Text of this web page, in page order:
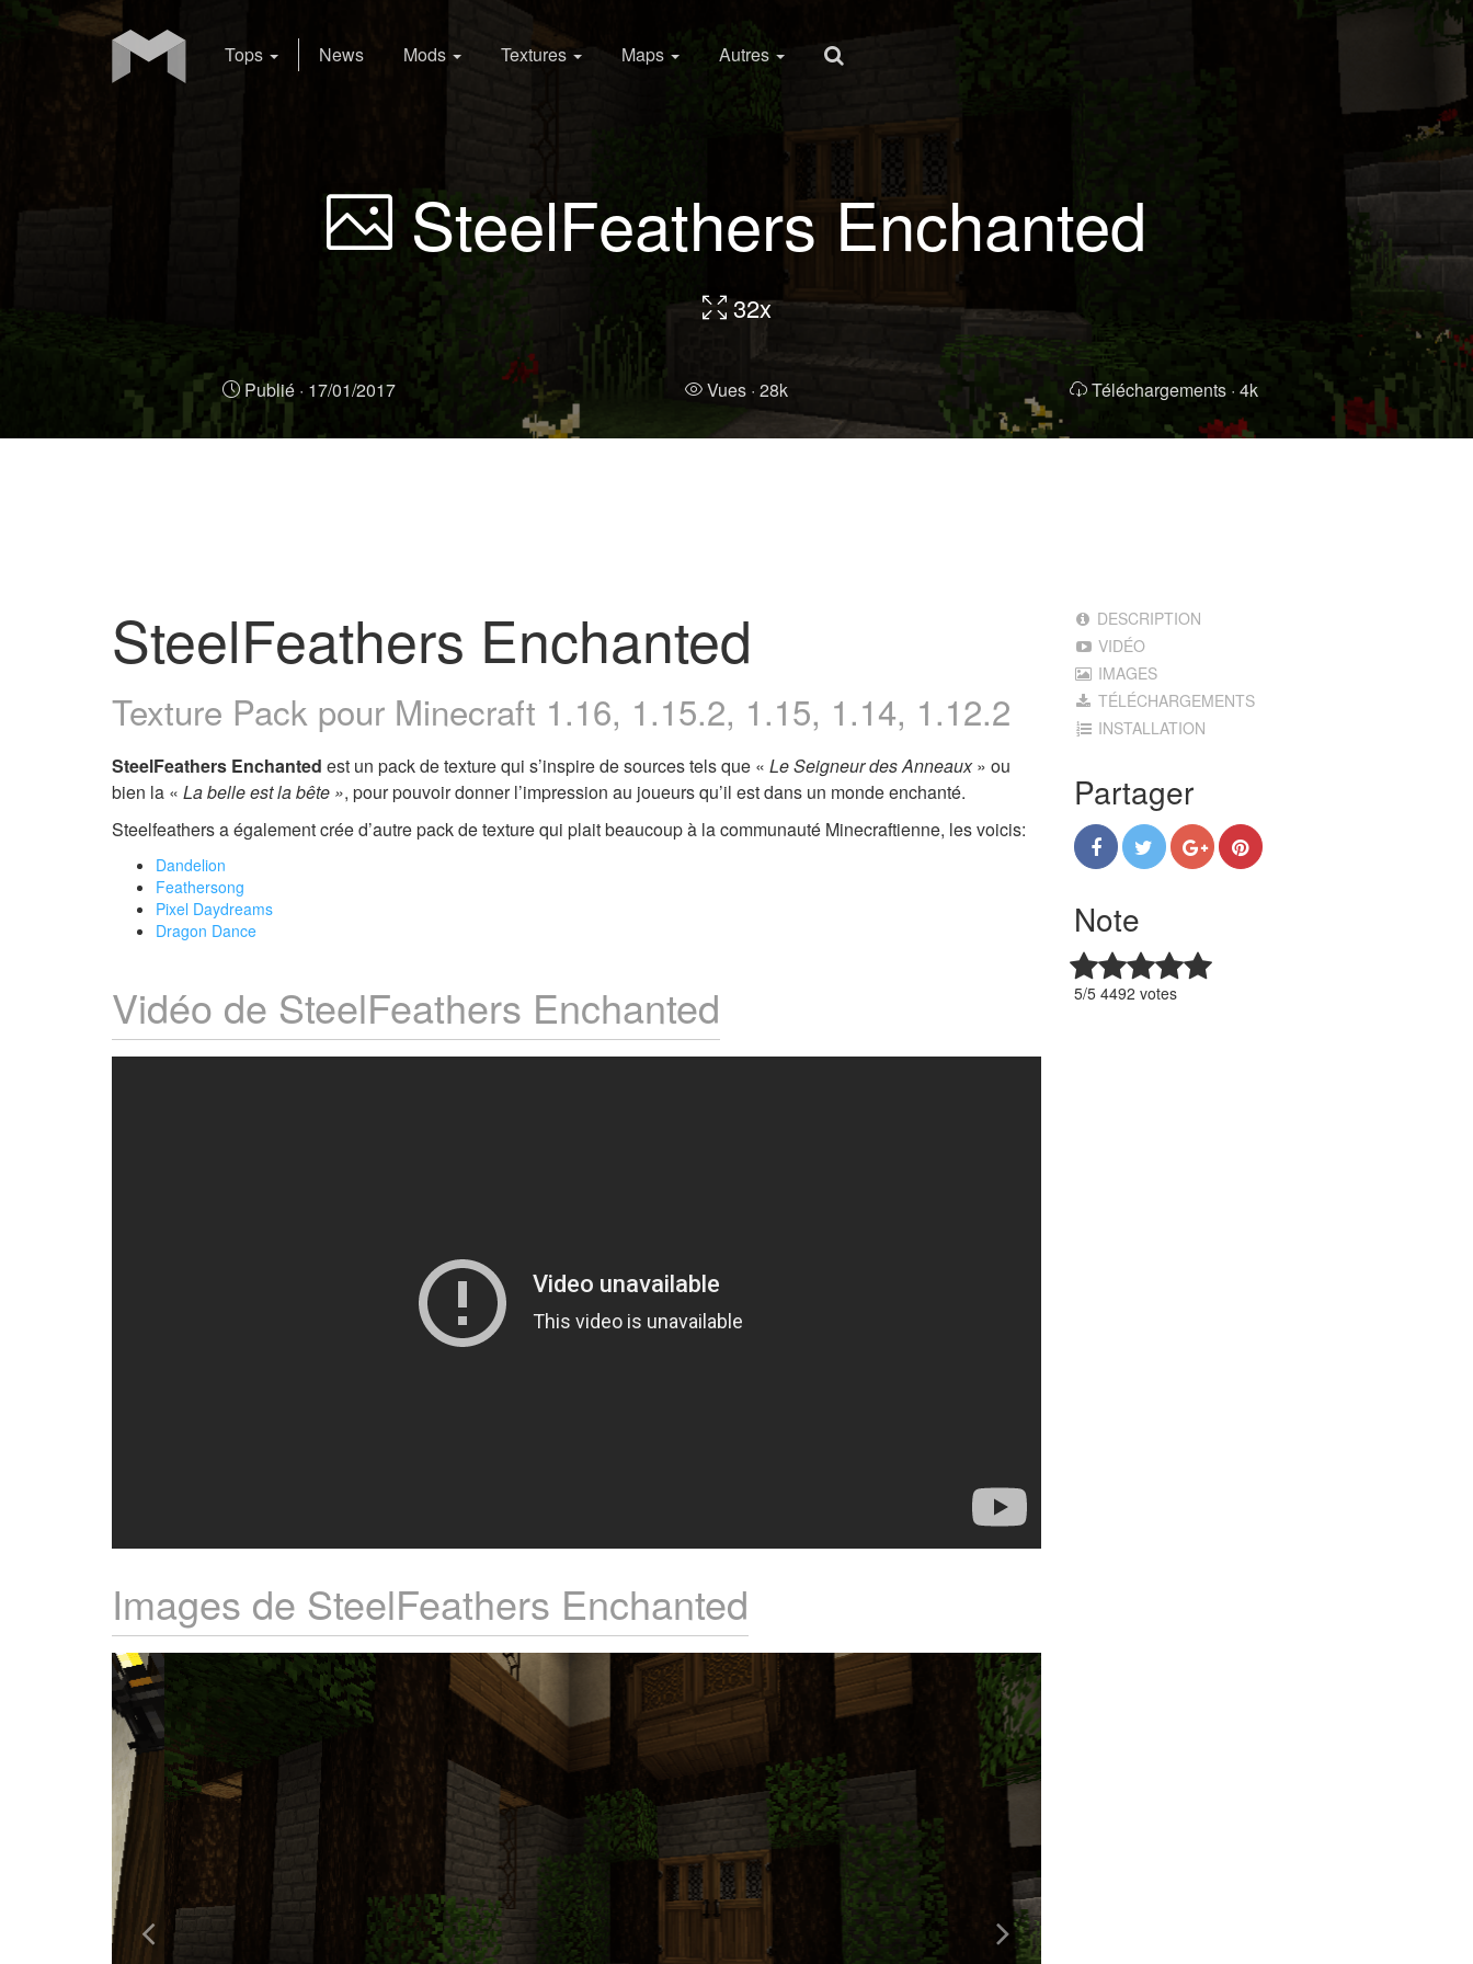
Tops News Mods Textures Maps Autres
SteelFeathers Enchanted
32x
Publié · 17/01/2017 Vues · 28k Téléchargements · 4k
SteelFeathers Enchanted
Texture Pack pour Minecraft 1.16, 1.15.2, 1.15, 1.14, 1.12.2
SteelFeathers Enchanted est un pack de texture qui s’inspire de sources tels que « Le Seigneur des Anneaux» ou
bien la « La belle est la bête », pour pouvoir donner l’impression au joueurs qu’il est dans un monde enchanté.
Steelfeathers a également crée d’autre pack de texture qui plait beaucoup à la communauté Minecraftienne, les voicis:
Dandelion
Feathersong
Pixel Daydreams
Dragon Dance
Vidéo de SteelFeathers Enchanted
Images de SteelFeathers Enchanted
DESCRIPTION
VIDÉO
IMAGES
TÉLÉCHARGEMENTS
INSTALLATION
Partager
Note
5/5 4492 votes